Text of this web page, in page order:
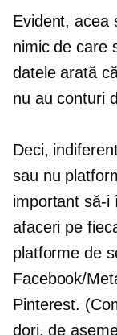
Evident, acea
nimic de care
datele arată
nu au conturi
Deci,
sau nu
important să-i
afaceri pe
platforme de
Facebook/
Pinterest.
dori, de